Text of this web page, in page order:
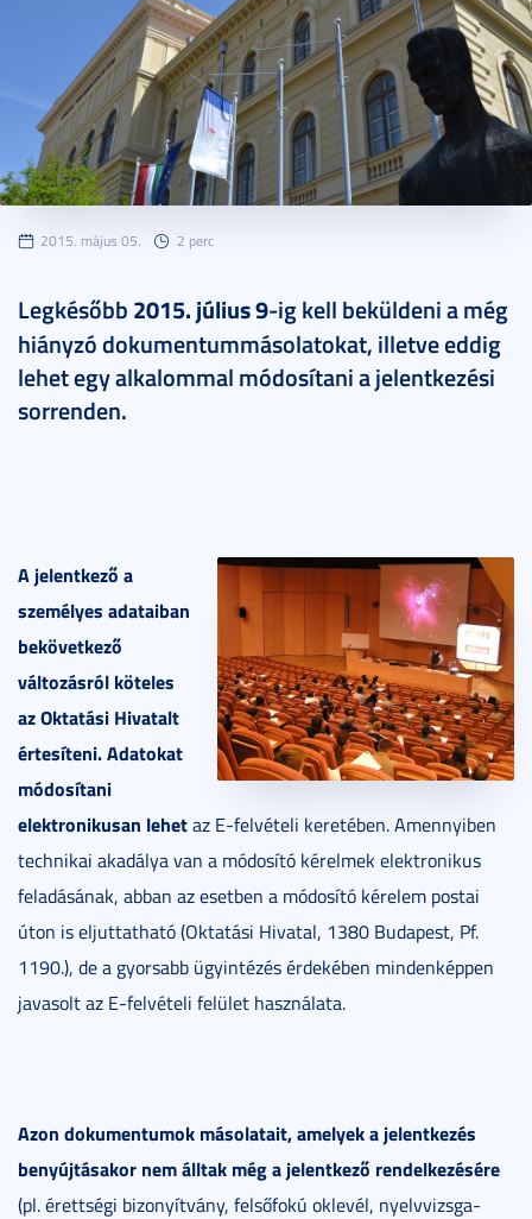
2015. május 05. 2 perc
Legkésőbb 2015. július 9-ig kell beküldeni a még
hiányzó dokumentummásolatokat, illetve eddig
lehet egy alkalommal módosítani a jelentkezési
sorrenden.
A jelentkező a
személyes adataiban
bekövetkező
változásról köteles
az Oktatási Hivatalt
értesíteni. Adatokat
módosítani
elektronikusan lehetaz E-felvételi keretében. Amennyiben
technikai akadálya van a módosító kérelmek elektronikus
feladásának, abban az esetben a módosító kérelem postai
úton is eljuttatható (Oktatási Hivatal, 1380 Budapest, Pf.
1190.), de a gyorsabb ügyintézés érdekében mindenképpen
javasolt az E-felvételi felület használata.
Azon dokumentumok másolatait, amelyek a jelentkezés
benyújtásakor nem álltak még a jelentkező rendelkezésére
(pl. érettségi bizonyítvány, felsőfokú oklevél, nyelvvizsga-